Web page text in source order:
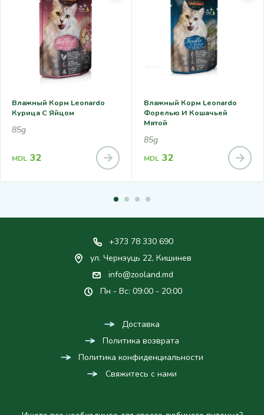
Влажный Корм Leonardo
Курица С Яйцом
85g
MDL 32
Влажный Корм Leonardo
Форелью И Кошачьей
Мятой
85g
MDL 32
+373 78 330 690
ул. Чернэуць 22, Кишинев
info@zooland.md
Пн - Вс: 09:00 - 20:00
Доставка
Политика возврата
Политика конфиденциальности
Свяжитесь с нами